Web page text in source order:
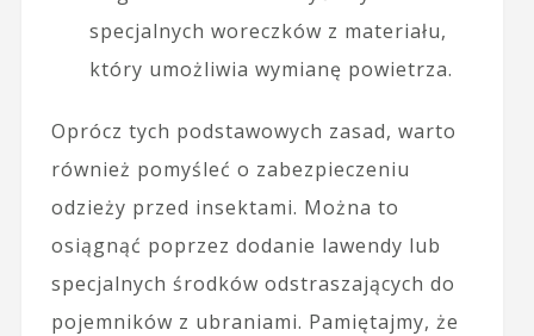
specjalnych woreczków z materiału,
który umożliwia wymianę powietrza.
Oprócz tych podstawowych zasad, warto
również pomyśleć o zabezpieczeniu
odzieży przed insektami. Można to
osiągnąć poprzez dodanie lawendy lub
specjalnych środków odstraszających do
pojemników z ubraniami. Pamiętajmy, że